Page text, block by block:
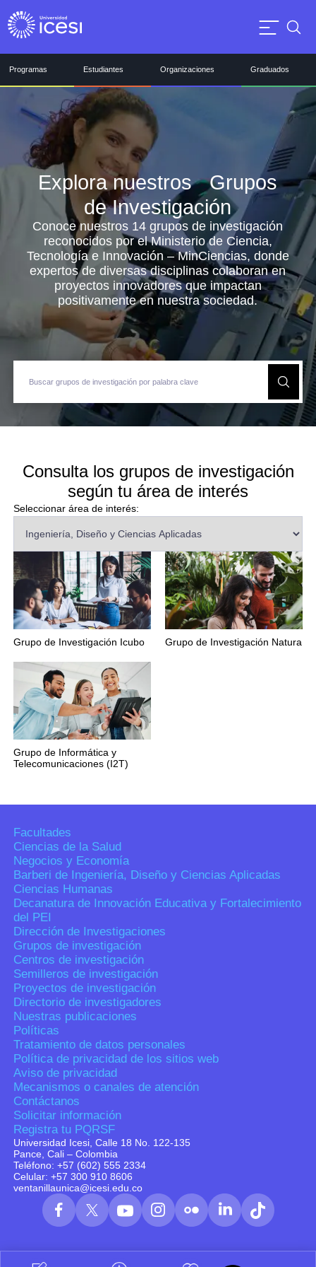
Programas Estudiantes Organizaciones Graduados
Explora nuestros Grupos
de Investigación
Conoce nuestros 14 grupos de investigación
reconocidos por el Ministerio de Ciencia,
Tecnología e Innovación – MinCiencias, donde
expertos de diversas disciplinas colaboran en
proyectos innovadores que impactan
positivamente en nuestra sociedad.
Consulta los grupos de investigación
según tu área de interés
Seleccionar área de interés:
Grupo de Investigación Icubo Grupo de Investigación Natura
Grupo de Informática y
Telecomunicaciones (I2T)
Universidad Icesi, Calle 18 No. 122-135
Pance, Cali – Colombia
Teléfono: +57 (602) 555 2334
Celular: +57 300 910 8606
ventanillaunica@icesi.edu.co
Facultades
Ciencias de la Salud
Negocios y Economía
Barberi de Ingeniería, Diseño y Ciencias Aplicadas
Ciencias Humanas
Decanatura de Innovación Educativa y Fortalecimiento
del PEI
Dirección de Investigaciones
Grupos de investigación
Centros de investigación
Semilleros de investigación
Proyectos de investigación
Directorio de investigadores
Nuestras publicaciones
Políticas
Tratamiento de datos personales
Política de privacidad de los sitios web
Aviso de privacidad
Mecanismos o canales de atención
Contáctanos
Solicitar información
Registra tu PQRSF